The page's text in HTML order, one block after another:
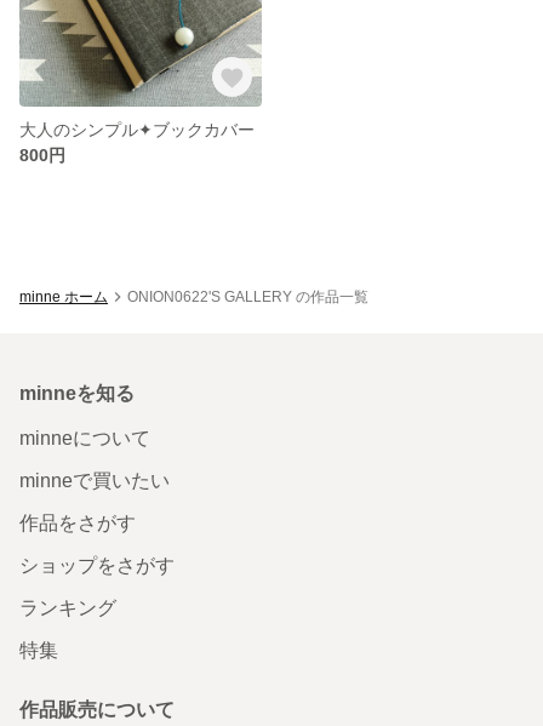
大人のシンプル✦ブックカバー
800円
minne ホーム ONION0622'S GALLERY の作品一覧
minneを知る
minneについて
minneで買いたい
作品をさがす
ショップをさがす
ランキング
特集
作品販売について